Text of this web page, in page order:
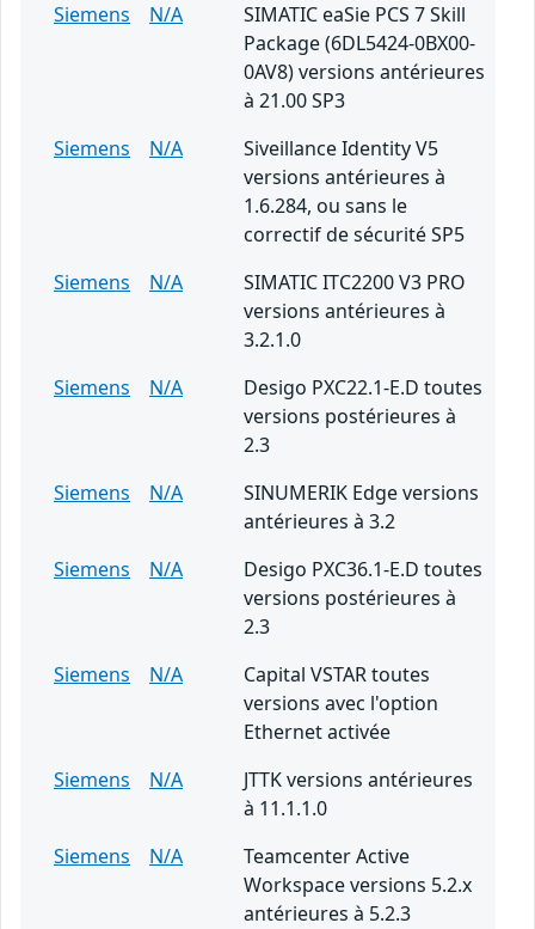
Siemens
N/A
SIMATIC eaSie PCS 7 Skill
Package (6DL5424-0BX00-
0AV8) versions antérieures
à 21.00 SP3
Siemens
N/A
Siveillance Identity V5
versions antérieures à
1.6.284, ou sans le
correctif de sécurité SP5
Siemens
N/A
SIMATIC ITC2200 V3 PRO
versions antérieures à
3.2.1.0
Siemens
N/A
Desigo PXC22.1-E.D toutes
versions postérieures à
2.3
Siemens
N/A
SINUMERIK Edge versions
antérieures à 3.2
Siemens
N/A
Desigo PXC36.1-E.D toutes
versions postérieures à
2.3
Siemens
N/A
Capital VSTAR toutes
versions avec l'option
Ethernet activée
Siemens
N/A
JTTK versions antérieures
à 11.1.1.0
Siemens
N/A
Teamcenter Active
Workspace versions 5.2.x
antérieures à 5.2.3